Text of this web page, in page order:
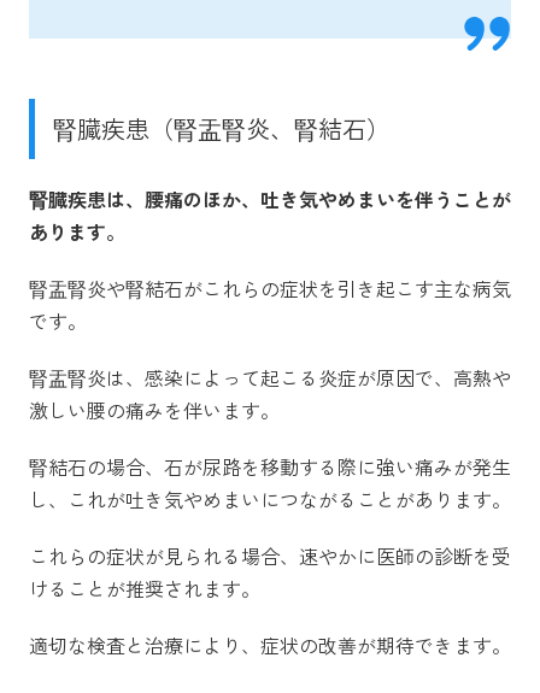
腎臓疾患（腎盂腎炎、腎結石）
腎臓疾患は、腰痛のほか、吐き気やめまいを伴うことが
あります。
腎盂腎炎や腎結石がこれらの症状を引き起こす主な病気
です。
腎盂腎炎は、感染によって起こる炎症が原因で、高熱や
激しい腰の痛みを伴います。
腎結石の場合、石が尿路を移動する際に強い痛みが発生
し、これが吐き気やめまいにつながることがあります。
これらの症状が見られる場合、速やかに医師の診断を受
けることが推奨されます。
適切な検査と治療により、症状の改善が期待できます。